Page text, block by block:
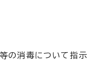
の消毒について指示